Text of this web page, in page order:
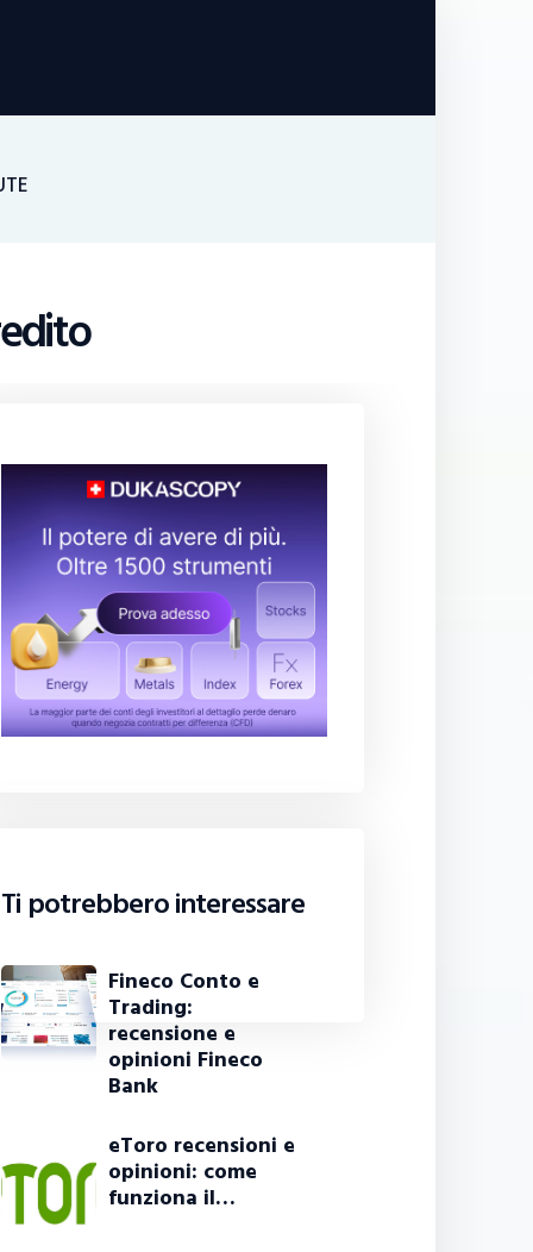
Ti potrebbero interessare
Fineco Conto e
Trading:
recensione e
opinioni Fineco
Bank
eToro recensioni e
opinioni: come
funziona il…